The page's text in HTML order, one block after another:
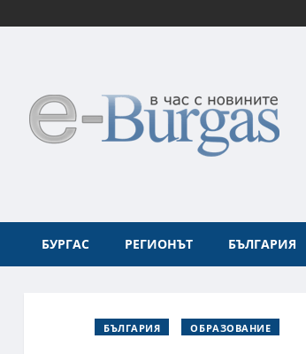
БУРГАС РЕГИОНЪТ БЪЛГАРИЯ
БЪЛГАРИЯ ОБРАЗОВАНИЕ